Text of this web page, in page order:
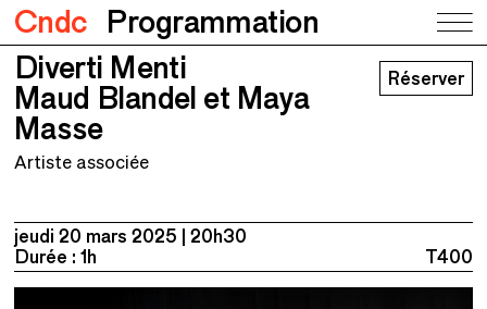
Cndc Programmation
Diverti Menti
Maud Blandel et Maya Masse
Diverti Menti
Maud Blandel et Maya
Masse
Réserver
Artiste associée
jeudi 20 mars 2025
20h30
Durée : 1h
T400